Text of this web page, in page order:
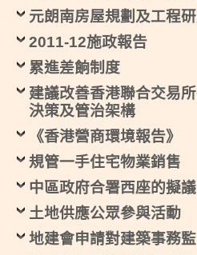
元朗南房屋規劃及工程
2011-12施政報告
累進差餉制度
建議改善香港聯合交易
決策及管治架構
《香港營商環境報告》
規管一手住宅物業銷售
中區政府合署西座的擬
土地供應公眾參與活動
地建會申請對建築事務